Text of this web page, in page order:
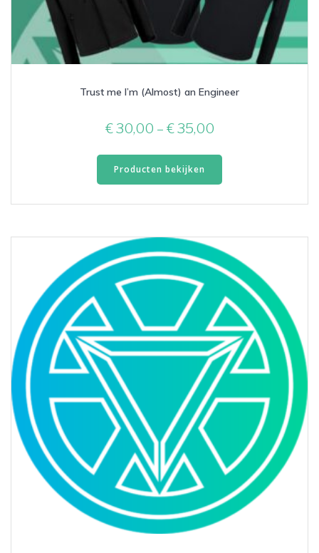
Trust me I’m (Almost) an Engineer
€30,00 – €35,00Prijsklasse:
€ 35,00
Producten bekijken